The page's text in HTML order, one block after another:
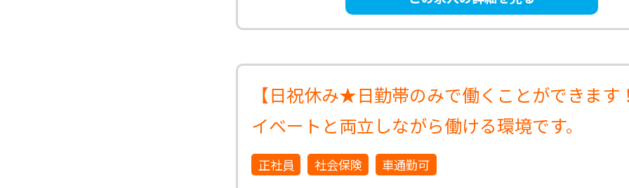
【日祝休み★日勤帯のみで働くことができます
イベートと両立しながら働ける環境です。
正社員 社会保険 車通勤可